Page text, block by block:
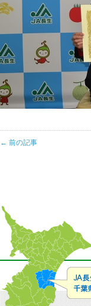
← 前の記事